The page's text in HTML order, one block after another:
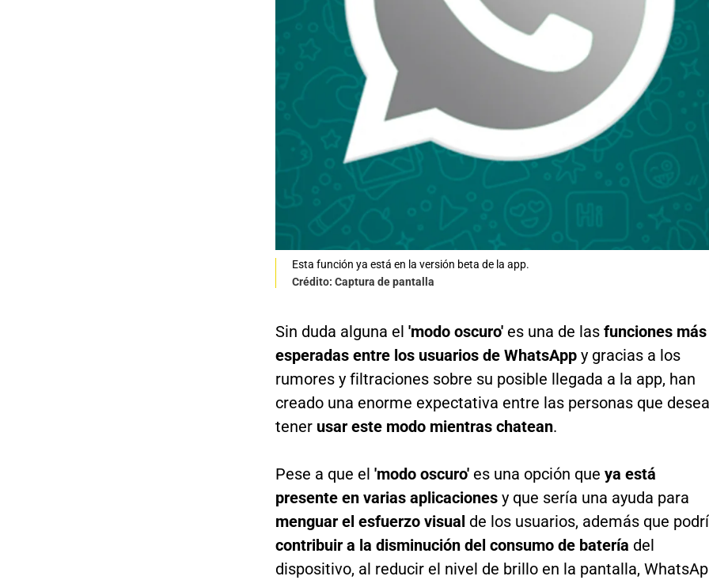
Esta función ya está en la versión beta de la app.
Crédito: Captura de pantalla
Sin duda alguna el 'modo oscuro'es una de las funciones más
esperadas entre los usuarios de WhatsApp y gracias a los
rumores y filtraciones sobre su posible llegada a la app, han
creado una enorme expectativa entre las personas que
tener usar este modo mientras chatean.
Pese a que el 'modo oscuro' es una opción que ya está
presente en varias aplicaciones y que sería una ayuda para
menguar el esfuerzo visual de los usuarios, además que
contribuir a la disminución del consumo de batería del
dispositivo, al reducir el nivel de brillo en la pantalla,